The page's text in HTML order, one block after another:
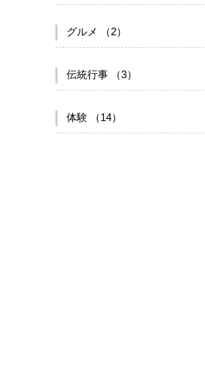
グルメ （2）
伝統行事 （3）
体験 （14）